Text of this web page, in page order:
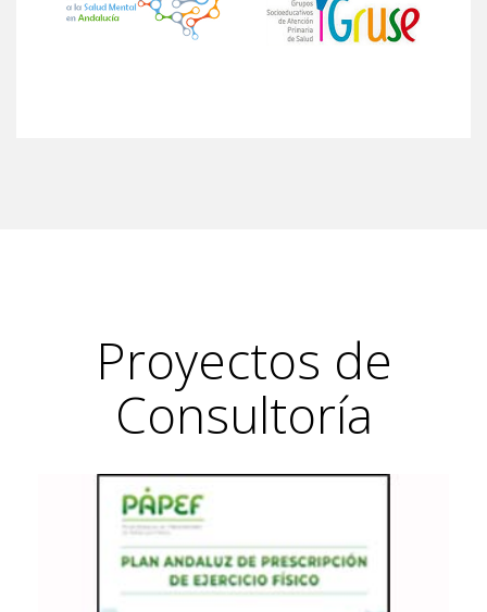
Proyectos de
Consultoría